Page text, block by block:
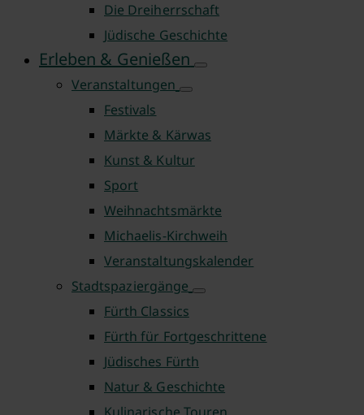
Die Dreiherrschaft
Jüdische Geschichte
Erleben & Genießen
Veranstaltungen
Festivals
Märkte & Kärwas
Kunst & Kultur
Sport
Weihnachtsmärkte
Michaelis-Kirchweih
Veranstaltungskalender
Stadtspaziergänge
Fürth Classics
Fürth für Fortgeschrittene
Jüdisches Fürth
Natur & Geschichte